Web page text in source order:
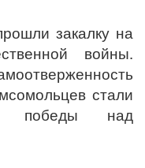
закалку на
войны.
стали
победы над